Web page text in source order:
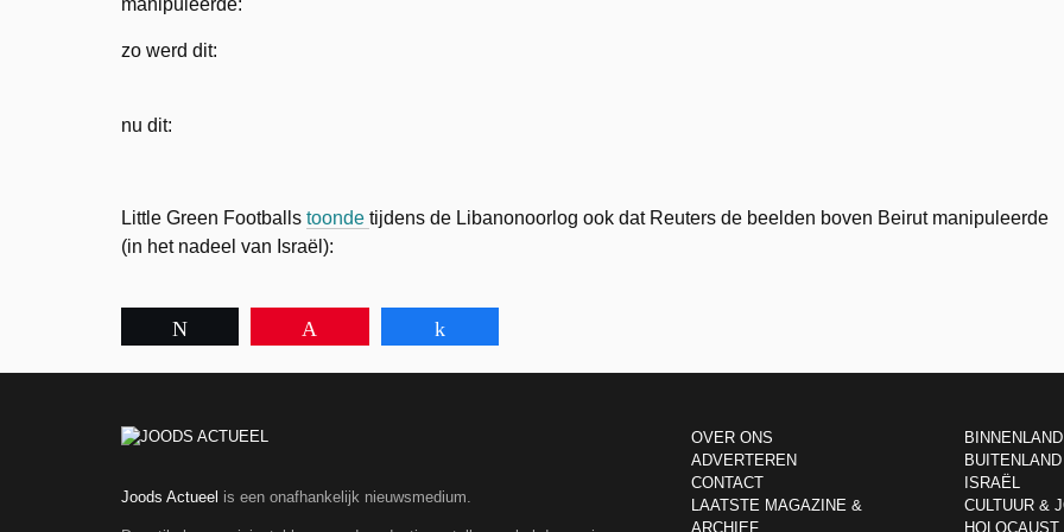
manipuleerde:
zo werd dit:
nu dit:
Little Green Footballs toonde tijdens de Libanonoorlog ook dat Reuters de beelden boven Beirut manipuleerde
(in het nadeel van Israël):
Joods Actueel is een onafhankelijk nieuwsmedium.
OVER ONS
ADVERTEREN
CONTACT
LAATSTE MAGAZINE &
ARCHIEF
BINNENLAND
BUITENLAND
ISRAËL
CULTUUR &
HOLOCAUST